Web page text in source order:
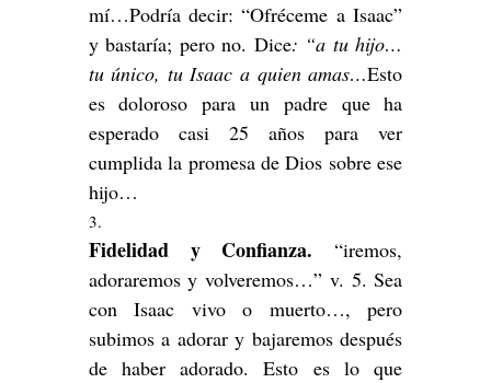
mí…Podría decir: “Ofréceme a Isaac”
y bastaría; pero no. Dice: “a tu hijo…
tu único, tu Isaac a quien amas…Esto
es doloroso para un padre que ha
esperado casi 25 años para ver
cumplida la promesa de Dios sobre ese
hijo…
Fidelidad y Confianza.“iremos,
adoraremos y volveremos…” v. 5. Sea
con Isaac vivo o muerto…, pero
subimos a adorar y bajaremos después
de haber adorado. Esto es lo que